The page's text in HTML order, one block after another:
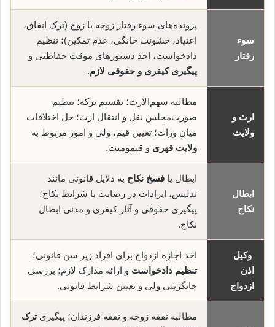
سوء
رفتار
پرونده‌های سوء رفتار زوجه یا زوج (ترک انفاق،
اعتیاد، خشونت خانگی، عدم تمکین)؛ تنظیم
دادخواست، اخذ دستورهای موقت حفاظتی و
پیگیری کیفری و حقوقی لازم.
ارث و
ولایت
مطالبه سهم‌الارث؛ تقسیم ترکه؛ تنظیم
صورت‌مجلس نقل و انتقال ارث؛ حل اختلافات
میان وراث؛ تعیین قیم، ولی و امور مربوط به
ولایت قهری و قیمومیت.
ابطال
نکاح
ابطال یا فسخ نکاح به دلایل قانونی مانند
تدلیس، ایرادات در رضایت یا شرایط نکاح؛
پیگیری حقوقی و آثار کیفری و مدنی ابطال
نکاح.
وکیل
اذن
ازدواج
اخذ اجازه ازدواج برای افراد زیر سن قانونی؛
تنظیم دادخواست و ارائه مدارک لازم؛ بررسی
جایگزینی ولی و تعیین شرایط قانونی.
مطالبه نفقه زوجه و نفقه فرزندان؛ پیگیریترک